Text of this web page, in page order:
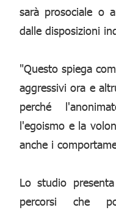
sarà prosociale o
dalle disposizioni
"Questo spiega
aggressivi ora e
perché
l'egoismo e la
anche i
Lo studio
percorsi che